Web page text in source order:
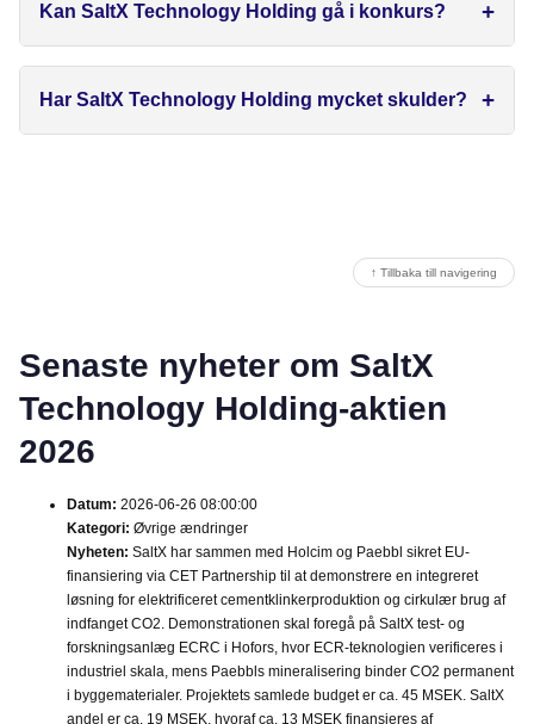
Kan SaltX Technology Holding gå i konkurs?
Har SaltX Technology Holding mycket skulder?
↑ Tillbaka till navigering
Senaste nyheter om SaltX
Technology Holding-aktien
2026
Datum: 2026-06-26 08:00:00
Kategori: Øvrige ændringer
Nyheten: SaltX har sammen med Holcim og Paebbl sikret EU-
finansiering via CET Partnership til at demonstrere en integreret
løsning for elektrificeret cementklinkerproduktion og cirkulær brug af
indfanget CO2. Demonstrationen skal foregå på SaltX test- og
forskningsanlæg ECRC i Hofors, hvor ECR-teknologien verificeres i
industriel skala, mens Paebbls mineralisering binder CO2 permanent
i byggematerialer. Projektets samlede budget er ca. 45 MSEK. SaltX
andel er ca. 19 MSEK, hvoraf ca. 13 MSEK finansieres af